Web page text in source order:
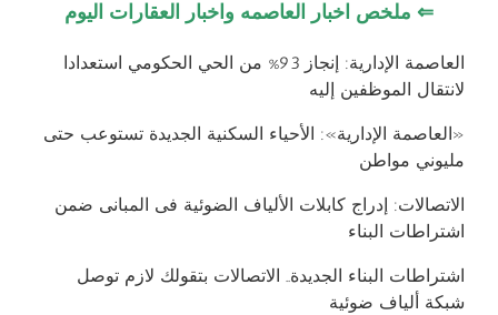
⇐ ملخص اخبار العاصمه واخبار العقارات اليوم
العاصمة الإدارية: إنجاز 93% من الحي الحكومي استعدادا
لانتقال الموظفين إليه
«العاصمة الإدارية»: الأحياء السكنية الجديدة تستوعب حتى
مليوني مواطن
الاتصالات: إدراج كابلات الألياف الضوئية فى المبانى ضمن
اشتراطات البناء
اشتراطات البناء الجديدة.. الاتصالات بتقولك لازم توصل
شبكة ألياف ضوئية